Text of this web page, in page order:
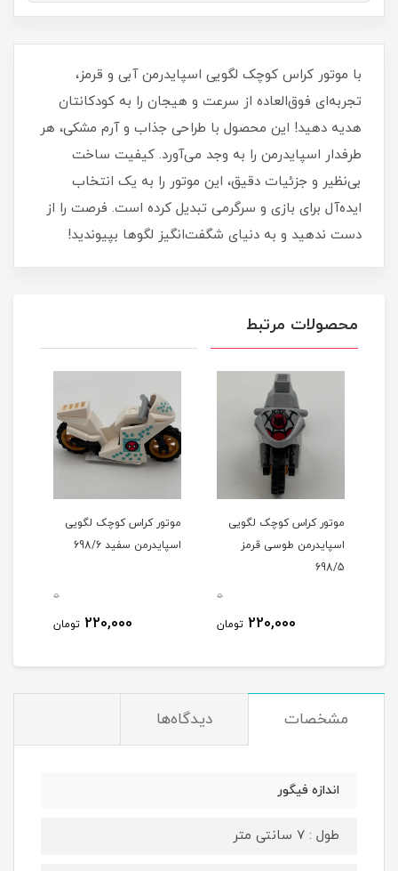
با موتور کراس کوچک لگویی اسپایدرمن آبی و قرمز،
تجربه‌ای فوق‌العاده از سرعت و هیجان را به کودکانتان
هدیه دهید! این محصول با طراحی جذاب و آرم مشکی، هر
طرفدار اسپایدرمن را به وجد می‌آورد. کیفیت ساخت
بی‌نظیر و جزئیات دقیق، این موتور را به یک انتخاب
ایده‌آل برای بازی و سرگرمی تبدیل کرده است. فرصت را از
دست ندهید و به دنیای شگفت‌انگیز لگوها بپیوندید!
محصولات مرتبط
موتور کراس کوچک لگویی
اسپایدرمن طوسی قرمز
698/5
0
220,000 تومان
موتور کراس کوچک لگویی
اسپایدرمن سفید 698/6
0
220,000 تومان
مشخصات دیدگاه‌ها
اندازه فیگور
طول : 7 سانتی متر